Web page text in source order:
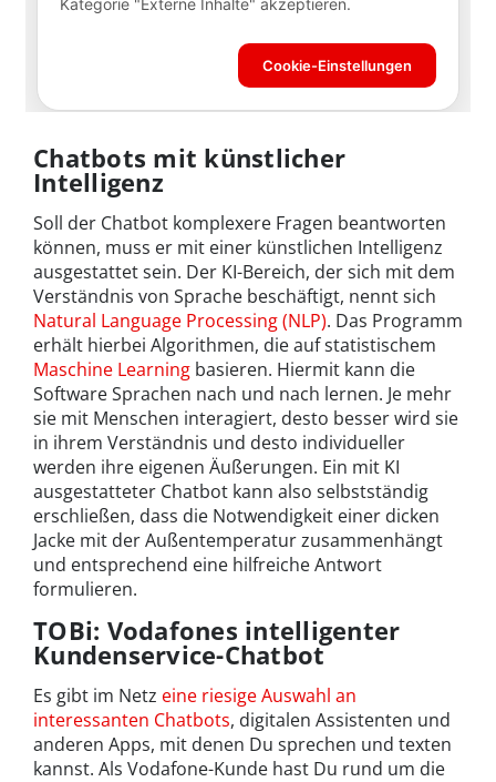
Chatbots mit künstlicher
Intelligenz
Soll der Chatbot komplexere Fragen beantworten
können, muss er mit einer künstlichen Intelligenz
ausgestattet sein. Der KI-Bereich, der sich mit dem
Verständnis von Sprache beschäftigt, nennt sich
Natural Language Processing (NLP). Das Programm
erhält hierbei Algorithmen, die auf statistischem
Maschine Learning basieren. Hiermit kann die
Software Sprachen nach und nach lernen. Je mehr
sie mit Menschen interagiert, desto besser wird sie
in ihrem Verständnis und desto individueller
werden ihre eigenen Äußerungen. Ein mit KI
ausgestatteter Chatbot kann also selbstständig
erschließen, dass die Notwendigkeit einer dicken
Jacke mit der Außentemperatur zusammenhängt
und entsprechend eine hilfreiche Antwort
formulieren.
TOBi: Vodafones intelligenter
Kundenservice-Chatbot
Es gibt im Netz eine riesige Auswahl an
interessanten Chatbots, digitalen Assistenten und
anderen Apps, mit denen Du sprechen und texten
kannst. Als Vodafone-Kunde hast Du rund um die